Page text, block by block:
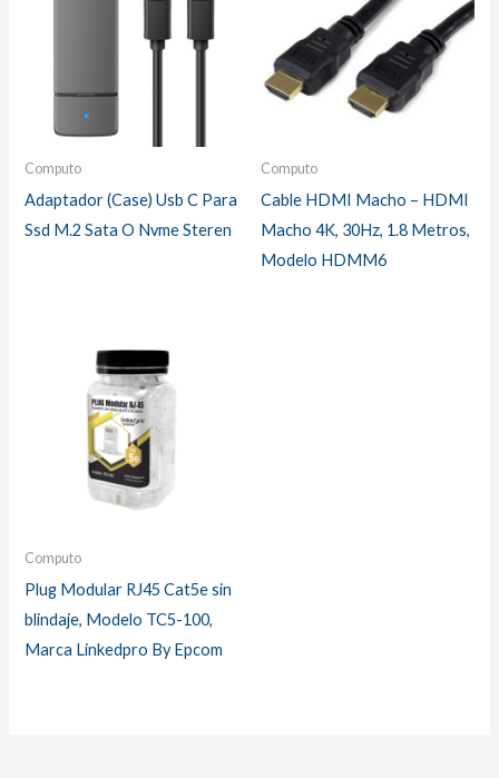
Computo
Adaptador (Case) Usb C Para
Ssd M.2 Sata O Nvme Steren
Computo
Cable HDMI Macho – HDMI
Macho 4K, 30Hz, 1.8 Metros,
Modelo HDMM6
Computo
Plug Modular RJ45 Cat5e sin
blindaje, Modelo TC5-100,
Marca Linkedpro By Epcom